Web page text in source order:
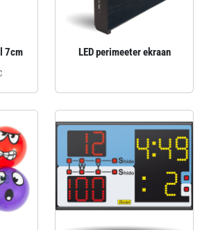
7cm LED perimeeter ekraan